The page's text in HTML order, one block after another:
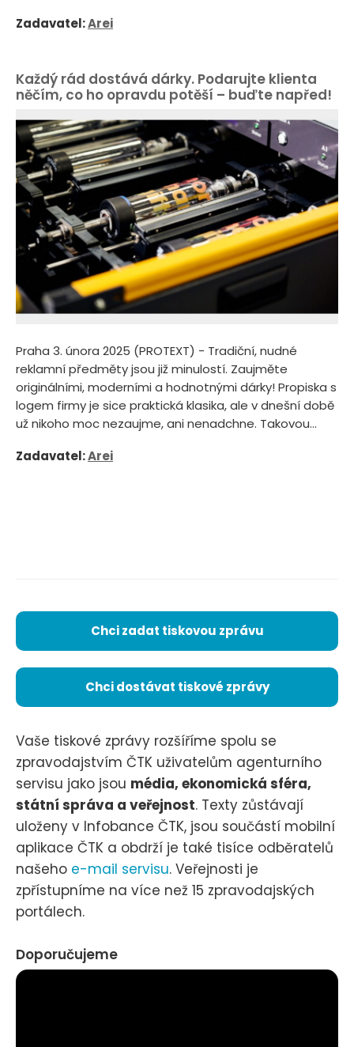
Zadavatel:Arei
Každý rád dostává dárky. Podarujte klienta
něčím, co ho opravdu potěší – buďte napřed!
Praha 3. února 2025 (PROTEXT) - Tradiční, nudné
reklamní předměty jsou již minulostí. Zaujměte
originálními, moderními a hodnotnými dárky! Propiska s
logem firmy je sice praktická klasika, ale v dnešní době
už nikoho moc nezaujme, ani nenadchne. Takovou...
Zadavatel:Arei
Chci zadat tiskovou zprávu
Chci dostávat tiskové zprávy
Vaše tiskové zprávy rozšíříme spolu se
zpravodajstvím ČTK uživatelům agenturního
servisu jako jsou média, ekonomická sféra,
státní správa a veřejnost. Texty zůstávají
uloženy v Infobance ČTK, jsou součástí mobilní
aplikace ČTK a obdrží je také tisíce odběratelů
našeho e-mail servisu. Veřejnosti je
zpřístupníme na více než 15 zpravodajských
portálech.
Doporučujeme